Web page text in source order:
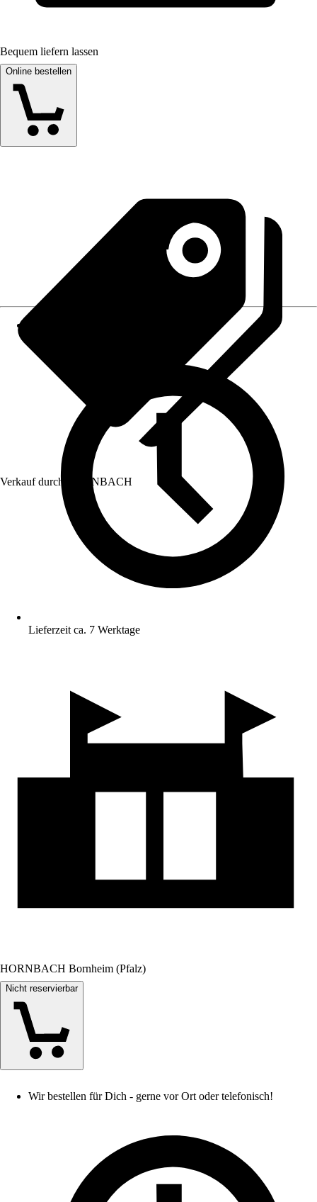
Bequem liefern lassen
Online bestellen
Verkauf durch: HORNBACH
Lieferzeit ca. 7 Werktage
HORNBACH Bornheim (Pfalz)
Nicht reservierbar
Wir bestellen für Dich - gerne vor Ort oder telefonisch!